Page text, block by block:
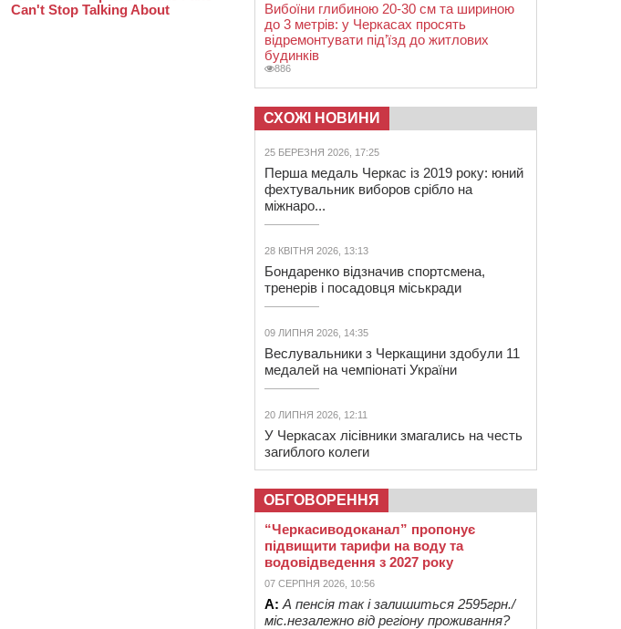
Вибоїни глибиною 20-30 см та шириною
до 3 метрів: у Черкасах просять
відремонтувати під’їзд до житлових
будинків
886
СХОЖІ НОВИНИ
25 БЕРЕЗНЯ 2026, 17:25
Перша медаль Черкас із 2019 року: юний
фехтувальник виборов срібло на
міжнаро...
28 КВІТНЯ 2026, 13:13
Бондаренко відзначив спортсмена,
тренерів і посадовця міськради
09 ЛИПНЯ 2026, 14:35
Веслувальники з Черкащини здобули 11
медалей на чемпіонаті України
20 ЛИПНЯ 2026, 12:11
У Черкасах лісівники змагались на честь
загиблого колеги
ОБГОВОРЕННЯ
“Черкасиводоканал” пропонує
підвищити тарифи на воду та
водовідведення з 2027 року
07 СЕРПНЯ 2026, 10:56
А: А пенсія так і залишиться 2595грн./
міс.незалежно від регіону проживання?